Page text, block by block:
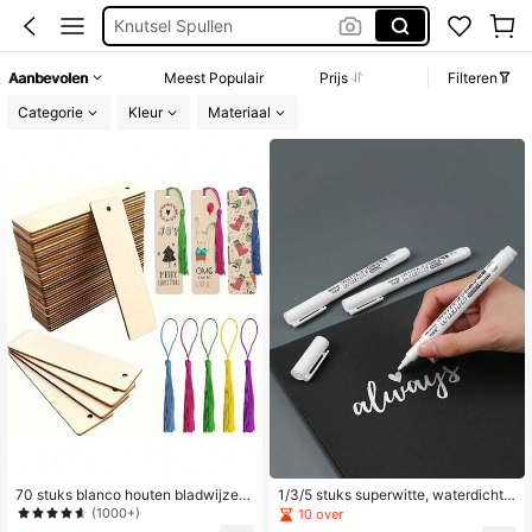
Knutsel Spullen
Aanbevolen Meest Populair Prijs
Filteren
Categorie
Kleur Materiaal
70 stuks blanco houten bladwijzer
s, doe-het-zelf houten bladwijzers,
lasergesneden houten hangers, rec
(1000+)
1/3/5 stuks superwitte, waterdichte
verfmarkeerstift met fijne punt voor
het schilderen, bijwerken en marker
10 over